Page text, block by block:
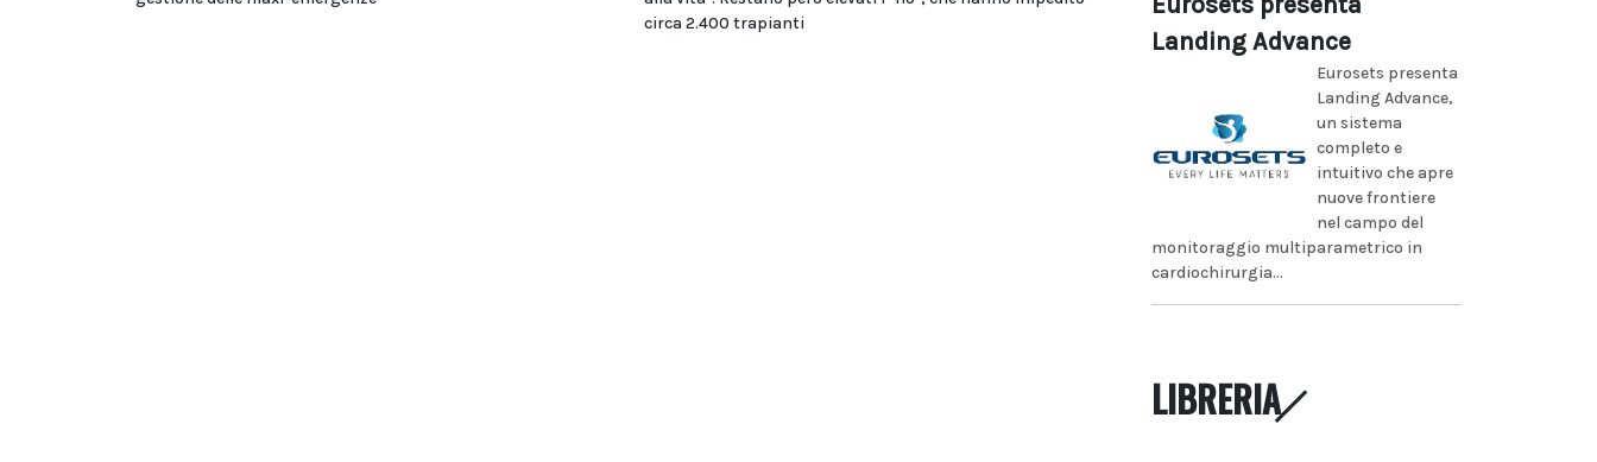
circa 2.400 trapianti
Landing Advance
Eurosets presenta
Landing Advance,
un sistema
completo e
intuitivo che apre
nuove frontiere
nel campo del
monitoraggio multiparametrico in
cardiochirurgia...
LIBRERIA